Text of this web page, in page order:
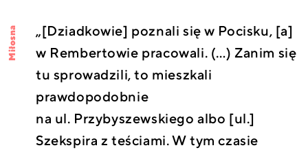
„[Dziadkowie] poznali się w Pocisku, [a]
w Rembertowie pracowali. (…) Zanim się
tu sprowadzili, to mieszkali
prawdopodobnie
na ul. Przybyszewskiego albo [ul.]
Szekspira z teściami. W tym czasie
Miłosna